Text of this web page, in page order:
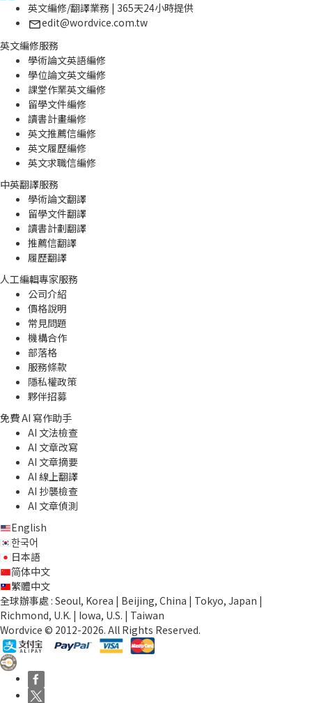
英文編修/翻譯業務 | 365天24小時提供
edit@wordvice.com.tw
英文編修服務
學術論文英語編修
學位論文英文編修
課堂作業英文編修
留學文件編修
讀書計畫編修
英文推薦信編修
英文履歷編修
英文求職信編修
中英翻譯服務
學術論文翻譯
留學文件翻譯
讀書計劃翻譯
推薦信翻譯
履歷翻譯
人工編輯專家服務
公司介紹
價格說明
常見問題
機構合作
部落格
服務條款
隱私權政策
夥伴招募
免費 AI 寫作助手
AI 文法檢查
AI 文章改寫
AI 文章摘要
AI 線上翻譯
AI 抄襲檢查
AI 文章偵測
English
한국어
日本語
简体中文
繁體中文
全球辦事處 : Seoul, Korea | Beijing, China | Tokyo, Japan |
Richmond, U.K. | Iowa, U.S. | Taiwan
Wordvice © 2012-2026. All Rights Reserved.